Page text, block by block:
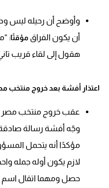
وأوضح أن رحيله ليس
أن يكون الفراق مؤقتًا:
هقول إلى لقاء قريب تاني
اعتذار أفشة بعد خروج
عقب خروج منتخب مصر
وجّه أفشة رسالة صادقة
مؤكدًا أنه يتحمل
لازم يكون أوله جمله
حصل ومهما اتقال